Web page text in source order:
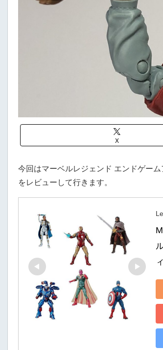
X
今回はマーベルレジェンド エンドゲー
をレビューして行きます。